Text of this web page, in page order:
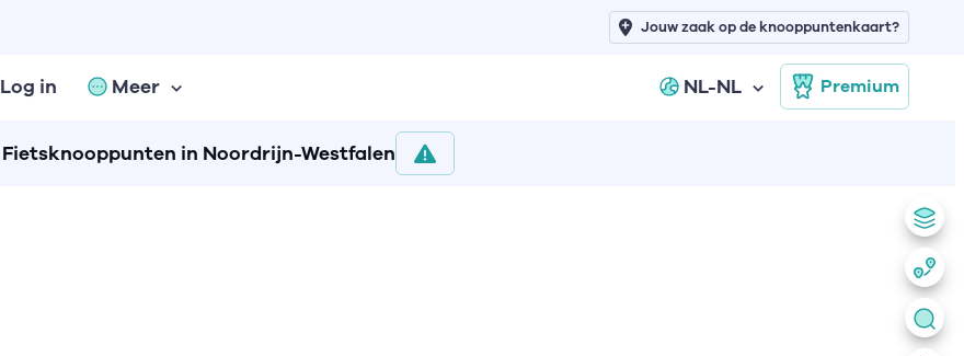
Log in Meer NL-NL Premium
Jouw zaak op de knooppuntenkaart?
Fietsknooppunten in Noordrijn-Westfalen